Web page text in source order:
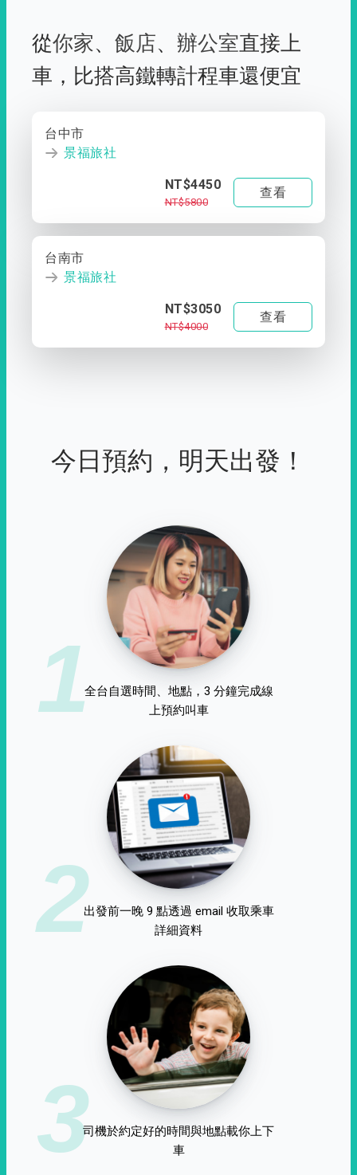
從你家、 飯店、 辦公室直接上
車， 比搭高鐵轉計程車還便宜
台中市
景福旅社
NT$4450
NT$5800
查看
台南市
景福旅社
NT$3050
NT$4000
查看
今日預約，明天出發！
1全台自選時間、地點，3 分鐘完成線
上預約叫車
2出發前一晚 9 點透過 email 收取乘車
詳細資料
3司機於約定好的時間與地點載你上下
車